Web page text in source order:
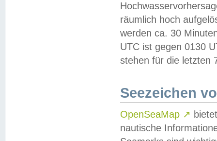
räumlich hoch
werden ca. 30
UTC ist gegen 0130
stehen für die letzten
Seezeichen
OpenSeaMap ↗
nautische